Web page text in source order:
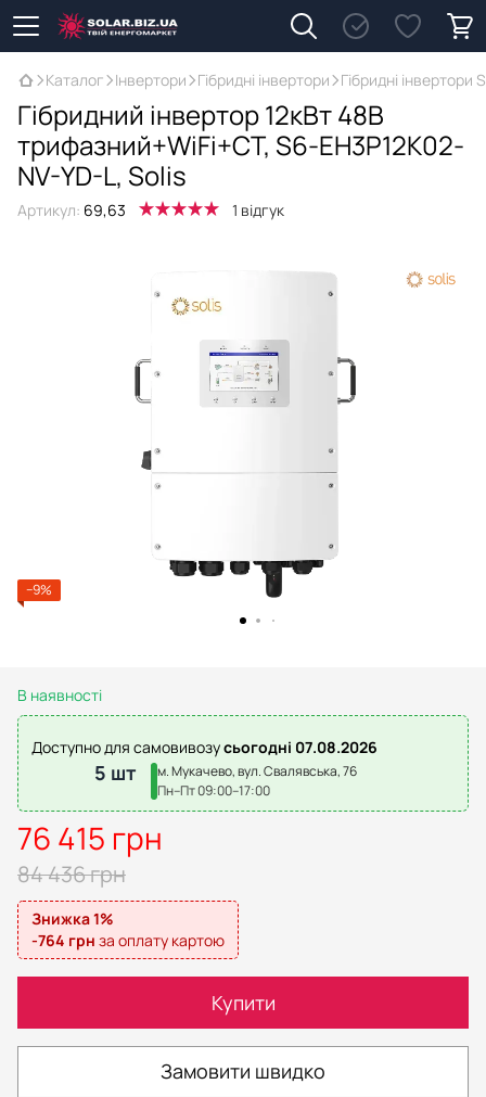
Каталог Інвертори Гібридні інвертори Гібридні інвертори
Гібридний інвертор 12кВт 48В
трифазний+WiFi+CT, S6-EH3P12K02-
NV-YD-L, Solis
Артикул: 69,63 1 відгук
−9%
В наявності
Доступно для самовивозусьогодні 07.08.2026
5 шт
м. Мукачево, вул. Свалявська, 76
Пн–Пт 09:00–17:00
76 415 грн
84 436 грн
Знижка 1%
-764 грн за оплату картою
Купити
Замовити швидко